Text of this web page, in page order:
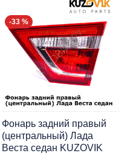
-33 %
Фонарь задний правый
(центральный) Лада
Веста седан KUZOVIK